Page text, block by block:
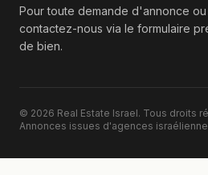
Pour toute demande d'annonce ou
contactez-nous via le formulaire
de bien.
© 2026 Real Estate Israel. Tous droits
Annonces issues d'agences